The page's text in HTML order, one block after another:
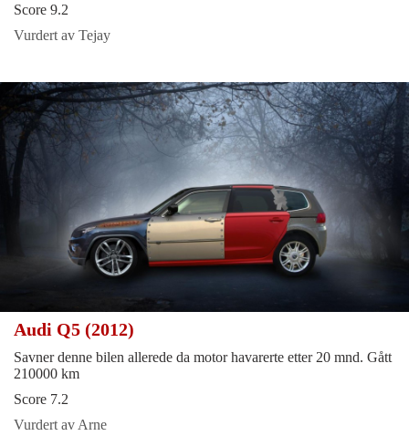
Score 9.2
Vurdert av Tejay
Audi Q5 (2012)
Savner denne bilen allerede da motor havarerte etter 20 mnd. Gått
210000 km
Score 7.2
Vurdert av Arne